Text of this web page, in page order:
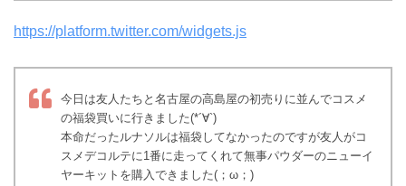
https://platform.twitter.com/widgets.js
今日は友人たちと名古屋の高島屋の初売りに並んでコスメ
の福袋買いに行きました(*´∀`)
本命だったルナソルは福袋してなかったのですが友人がコ
スメデコルテに1番に走ってくれて無事パウダーのニューイ
ヤーキットを購入できました(；ω；)